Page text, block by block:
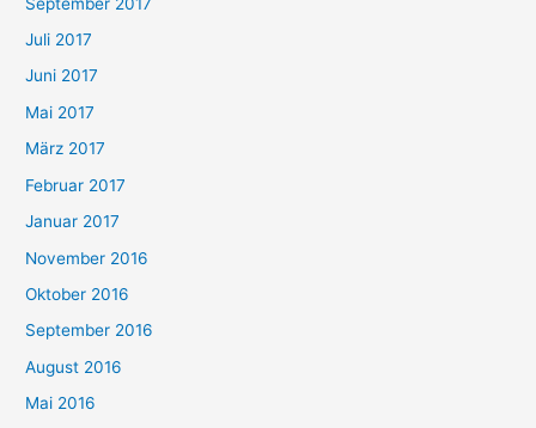
Juli 2017
Juni 2017
Mai 2017
März 2017
Februar 2017
Januar 2017
November 2016
Oktober 2016
September 2016
August 2016
Mai 2016